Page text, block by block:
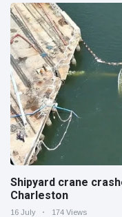
Shipyard crane
Charleston
16 July 174 Views